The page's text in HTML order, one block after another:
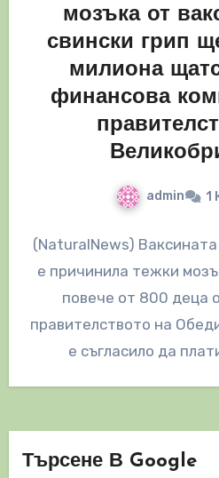
мозъка от
свински грип
милиона
финансова
admin 1
(NaturalNews)
е причинила тежки
повече от 800 деца
правителството на
е съгласило да
Търсене В Google